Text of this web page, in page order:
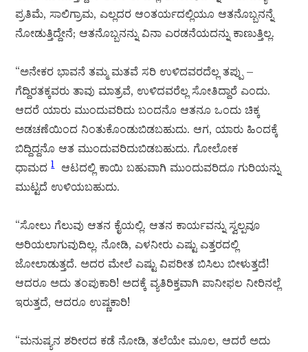
ಪ್ರತಿಮೆ, ಸಾಲಿಗ್ರಾಮ, ಎಲ್ಲದರ ಆಂತರ್ಯದಲ್ಲಿಯೂ ಆತನೊಬ್ಬನನ್ನೆ
ನೋಡುತ್ತಿದ್ದೇನೆ; ಆತನೊಬ್ಬನನ್ನು ವಿನಾ ಎರಡನೆಯದನ್ನು ಕಾಣುತ್ತಿಲ್ಲ.
“ಅನೇಕರ ಭಾವನೆ ತಮ್ಮ ಮತವೆ ಸರಿ ಉಳಿದವರದೆಲ್ಲ ತಪ್ಪು –
ಗೆದ್ದಿರತಕ್ಕವರು ತಾವು ಮಾತ್ರವೆ, ಉಳಿದವರೆಲ್ಲ ಸೋತಿದ್ದಾರೆ ಎಂದು.
ಆದರೆ ಯಾರು ಮುಂದುವರಿದು ಬಂದನೊ ಆತನೂ ಒಂದು ಚಿಕ್ಕ
ಅಡಚಣೆಯಿಂದ ನಿಂತುಕೊಂಡುಬಿಡಬಹುದು. ಆಗ, ಯಾರು ಹಿಂದಕ್ಕೆ
ಬಿದ್ದಿದ್ದನೊ ಆತ ಮುಂದುವರಿದುಬಿಡಬಹುದು. ಗೋಲೋಕ
ಧಾಮದ1ಆಟದಲ್ಲಿ ಕಾಯಿ ಬಹುವಾಗಿ ಮುಂದುವರಿದೂ ಗುರಿಯನ್ನು
ಮುಟ್ಟದೆ ಉಳಿಯಬಹುದು.
“ಸೋಲು ಗೆಲುವು ಆತನ ಕೈಯಲ್ಲಿ. ಆತನ ಕಾರ್ಯವನ್ನು ಸ್ವಲ್ಪವೂ
ಅರಿಯಲಾಗುವುದಿಲ್ಲ. ನೋಡಿ, ಎಳನೀರು ಎಷ್ಟು ಎತ್ತರದಲ್ಲಿ
ಜೋಲಾಡುತ್ತದೆ. ಅದರ ಮೇಲೆ ಎಷ್ಟು ವಿಪರೀತ ಬಿಸಿಲು ಬೀಳುತ್ತದೆ!
ಆದರೂ ಅದು ತಂಪುಕಾರಿ! ಅದಕ್ಕೆ ವ್ಯತಿರಿಕ್ತವಾಗಿ ಪಾನೀಫಲ ನೀರಿನಲ್ಲೆ
ಇರುತ್ತದೆ, ಆದರೂ ಉಷ್ಣಕಾರಿ!
“ಮನುಷ್ಯನ ಶರೀರದ ಕಡೆ ನೋಡಿ, ತಲೆಯೇ ಮೂಲ, ಆದರೆ ಅದು